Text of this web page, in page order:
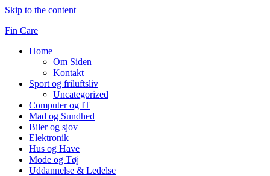
Skip to the content
Fin Care
Home
Om Siden
Kontakt
Sport og friluftsliv
Uncategorized
Computer og IT
Mad og Sundhed
Biler og sjov
Elektronik
Hus og Have
Mode og Tøj
Uddannelse & Ledelse